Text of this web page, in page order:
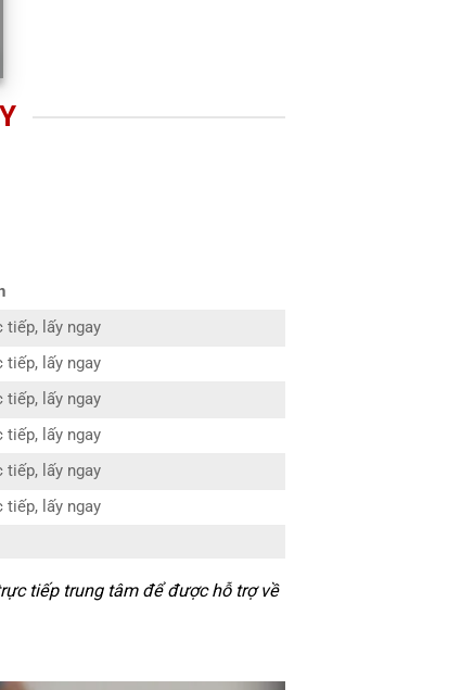
tiếp, lấy ngay
tiếp, lấy ngay
tiếp, lấy ngay
tiếp, lấy ngay
tiếp, lấy ngay
tiếp, lấy ngay
tiếp trung tâm để được hỗ trợ về